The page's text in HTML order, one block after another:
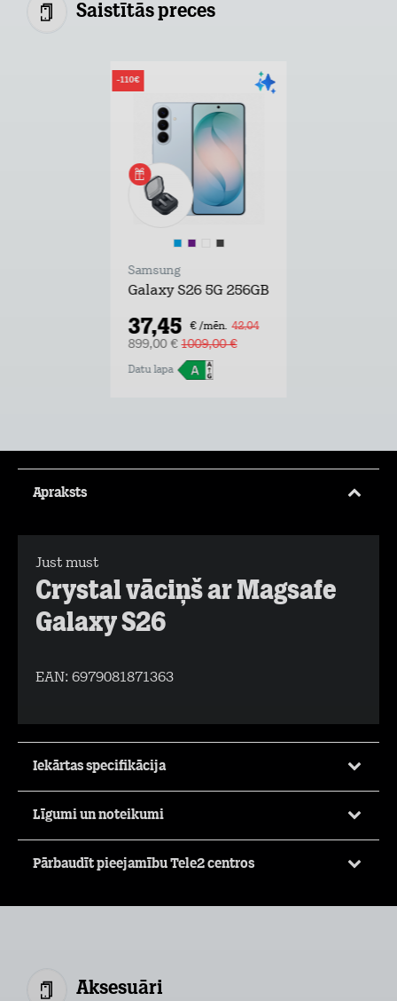
Saistītās preces
-110€
Samsung
Galaxy S26 5G 256GB
37,45 € /mēn. 42,04
899,00 €1009,00 €
Datu lapa
Apraksts
Just must
Crystal vāciņš ar Magsafe
Galaxy S26
EAN: 6979081871363
Iekārtas specifikācija
Līgumi un noteikumi
Pārbaudīt pieejamību Tele2 centros
Aksesuāri